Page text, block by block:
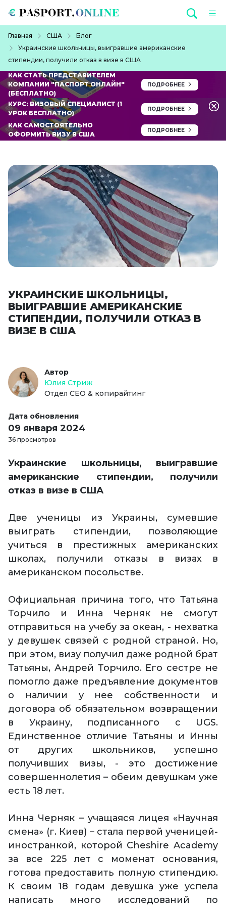
Главная США
Блог
Украинские школьницы, выигравшие американские
стипендии, получили отказ в визе в США
КАК СТАТЬ ПРЕДСТАВИТЕЛЕМ
КОМПАНИИ "ПАСПОРТ ОНЛАЙН"
(БЕСПЛАТНО)
ПОДРОБНЕЕ
КУРС: ВИЗОВЫЙ СПЕЦИАЛИСТ (1
УРОК БЕСПЛАТНО)
ПОДРОБНЕЕ
КАК САМОСТОЯТЕЛЬНО
ОФОРМИТЬ ВИЗУ В США
ПОДРОБНЕЕ
УКРАИНСКИЕ ШКОЛЬНИЦЫ,
ВЫИГРАВШИЕ АМЕРИКАНСКИЕ
СТИПЕНДИИ, ПОЛУЧИЛИ ОТКАЗ В
ВИЗЕ В США
Автор
Юлия Стриж
Отдел СЕО & копирайтинг
Дата обновления
09 января 2024
36 просмотров
Украинские школьницы, выигравшие
американские стипендии, получили
отказ в визе в США
Две ученицы из Украины, сумевшие
выиграть стипендии, позволяющие
учиться в престижных американских
школах, получили отказы в визах в
американском посольстве.
Официальная причина того, что Татьяна
Торчило и Инна Черняк не смогут
отправиться на учебу за океан, - нехватка
у девушек связей с родной страной. Но,
при этом, визу получил даже родной брат
Татьяны, Андрей Торчило. Его сестре не
помогло даже предъявление документов
о наличии у нее собственности и
договора об обязательном возвращении
в Украину, подписанного с UGS.
Единственное отличие Татьяны и Инны
от других школьников, успешно
получивших визы, - это достижение
совершеннолетия – обеим девушкам уже
есть 18 лет.
Инна Черняк – учащаяся лицея «Научная
смена» (г. Киев) – стала первой ученицей-
иностранкой, которой Cheshire Academy
за все 225 лет с моменат основания,
готова предоставить полную стипендию.
К своим 18 годам девушка уже успела
написать много исследований по